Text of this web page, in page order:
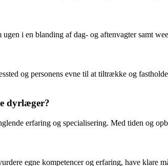
i en blanding af dag- og aftenvagter samt
og personens evne til at tiltrække og
dyrlæger?
erfaring og specialisering. Med tiden og
egne kompetencer og erfaring, have klare